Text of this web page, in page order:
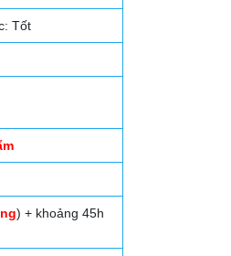
Tốt
) + khoảng 45h